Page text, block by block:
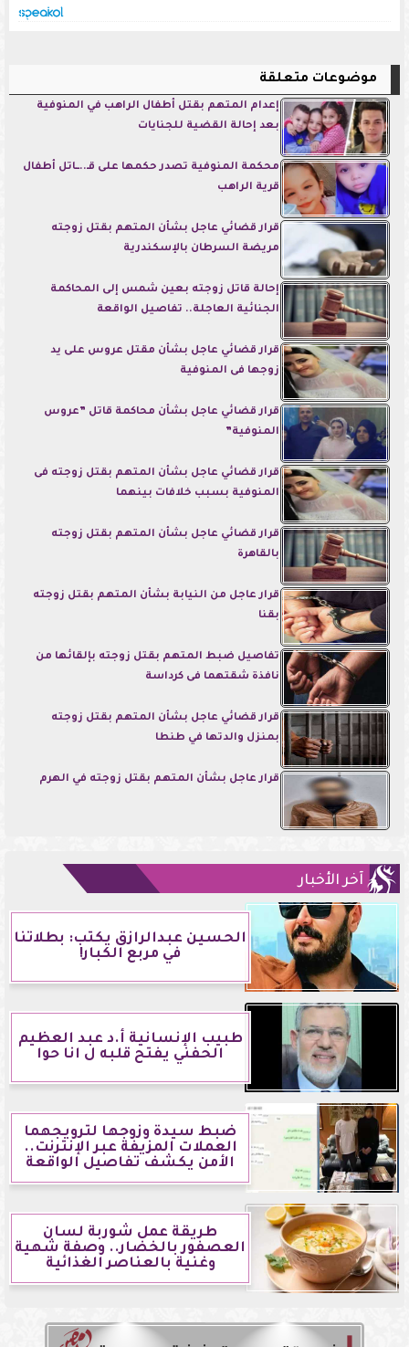
موضوعات متعلقة
إعدام المتهم بقتل أطفال الراهب في المنوفية
بعد إحالة القضية للجنايات
محكمة المنوفية تصدر حكمها على قـ..ــاتل أطفال
قرية الراهب
قرار قضائي عاجل بشأن المتهم بقتل زوجته
مريضة السرطان بالإسكندرية
إحالة قاتل زوجته بعين شمس إلى المحاكمة
الجنائية العاجلة.. تفاصيل الواقعة
قرار قضائي عاجل بشأن مقتل عروس على يد
زوجها فى المنوفية
قرار قضائي عاجل بشأن محاكمة قاتل ”عروس
المنوفية”
قرار قضائي عاجل بشأن المتهم بقتل زوجته فى
المنوفية بسبب خلافات بينهما
قرار قضائي عاجل بشأن المتهم بقتل زوجته
بالقاهرة
قرار عاجل من النيابة بشأن المتهم بقتل زوجته
بقنا
تفاصيل ضبط المتهم بقتل زوجته بإلقائها من
نافذة شقتهما فى كرداسة
قرار قضائي عاجل بشأن المتهم بقتل زوجته
بمنزل والدتها في طنطا
قرار عاجل بشأن المتهم بقتل زوجته في الهرم
آخر الأخبار
الحسين عبدالرازق يكتب: بطلاتنا
في مربع الكبار!
طبيب الإنسانية أ.د عبد العظيم
الحفني يفتح قلبه ل انا حوا
ضبط سيدة وزوجها لترويجهما
العملات المزيفة عبر الإنترنت..
الأمن يكشف تفاصيل الواقعة
طريقة عمل شوربة لسان
العصفور بالخضار.. وصفة شهية
وغنية بالعناصر الغذائية